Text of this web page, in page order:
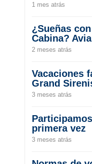
1 mes atrás
¿Sueñas
Cabina?
2 meses atrás
Vacaciones
Grand
3 meses atrás
primera vez
3 meses atrás